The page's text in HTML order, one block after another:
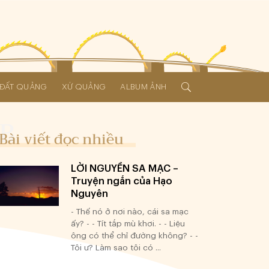
QUẢNG XỨ QUẢNG ALBUM ẢNH
viết đọc nhiều
LỜI NGUYỀN SA MẠC –
Truyện ngắn của Hạo
Nguyên
- Thế nó ở nơi nào, cái sa mạc
ấy? - - Tít tắp mù khơi. - - Liệu
ông có thể chỉ đường không? - -
Tôi ư? Làm sao tôi có ...